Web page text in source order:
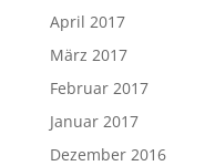
April 2017
März 2017
Februar 2017
Januar 2017
Dezember 2016